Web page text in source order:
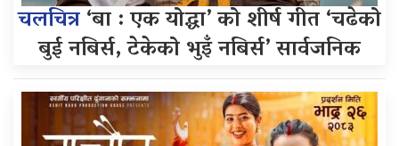
चलचित्र‘बा : एक योद्धा’ को शीर्ष गीत ‘चढेको
बुई नबिर्स, टेकेको भुइँ नबिर्स’ सार्वजनिक